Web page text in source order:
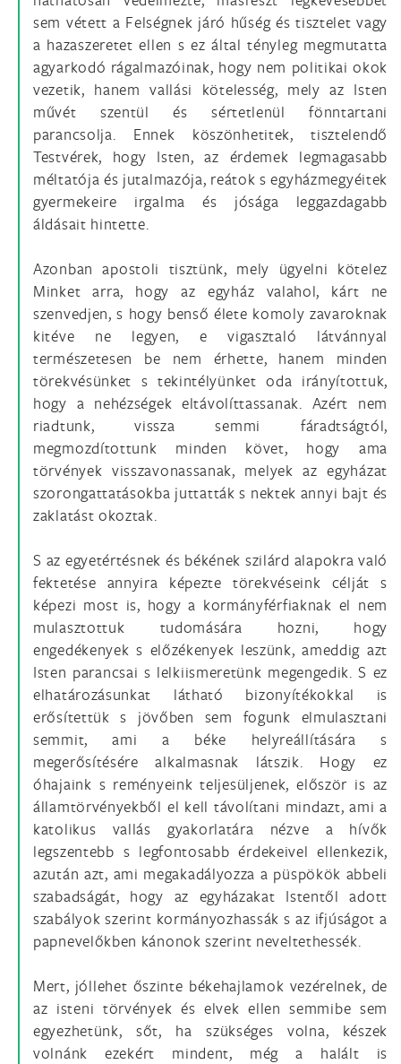
sem vétett a Felségnek járó hűség és tisztelet vagy
a hazaszeretet ellen s ez által tényleg megmutatta
agyarkodó rágalmazóinak, hogy nem politikai okok
vezetik, hanem vallási kötelesség, mely az Isten
művét szentül és sértetlenül fönntartani
parancsolja. Ennek köszönhetitek, tisztelendő
Testvérek, hogy Isten, az érdemek legmagasabb
méltatója és jutalmazója, reátok s egyházmegyéitek
gyermekeire irgalma és jósága leggazdagabb
áldásait hintette.
Azonban apostoli tisztünk, mely ügyelni kötelez
Minket arra, hogy az egyház valahol, kárt ne
szenvedjen, s hogy benső élete komoly zavaroknak
kitéve ne legyen, e vigasztaló látvánnyal
természetesen be nem érhette, hanem minden
törekvésünket s tekintélyünket oda irányítottuk,
hogy a nehézségek eltávolíttassanak. Azért nem
riadtunk, vissza semmi fáradtságtól,
megmozdítottunk minden követ, hogy ama
törvények visszavonassanak, melyek az egyházat
szorongattatásokba juttatták s nektek annyi bajt és
zaklatást okoztak.
S az egyetértésnek és békének szilárd alapokra való
fektetése annyira képezte törekvéseink célját s
képezi most is, hogy a kormányférfiaknak el nem
mulasztottuk tudomására hozni, hogy
engedékenyek s előzékenyek leszünk, ameddig azt
Isten parancsai s lelkiismeretünk megengedik. S ez
elhatározásunkat látható bizonyítékokkal is
erősítettük s jövőben sem fogunk elmulasztani
semmit, ami a béke helyreállítására s
megerősítésére alkalmasnak látszik. Hogy ez
óhajaink s reményeink teljesüljenek, először is az
államtörvényekből el kell távolítani mindazt, ami a
katolikus vallás gyakorlatára nézve a hívők
legszentebb s legfontosabb érdekeivel ellenkezik,
azután azt, ami megakadályozza a püspökök abbeli
szabadságát, hogy az egyházakat Istentől adott
szabályok szerint kormányozhassák s az ifjúságot a
papnevelőkben kánonok szerint neveltethessék.
Mert, jóllehet őszinte békehajlamok vezérelnek, de
az isteni törvények és elvek ellen semmibe sem
egyezhetünk, sőt, ha szükséges volna, készek
volnánk ezekért mindent, még a halált is